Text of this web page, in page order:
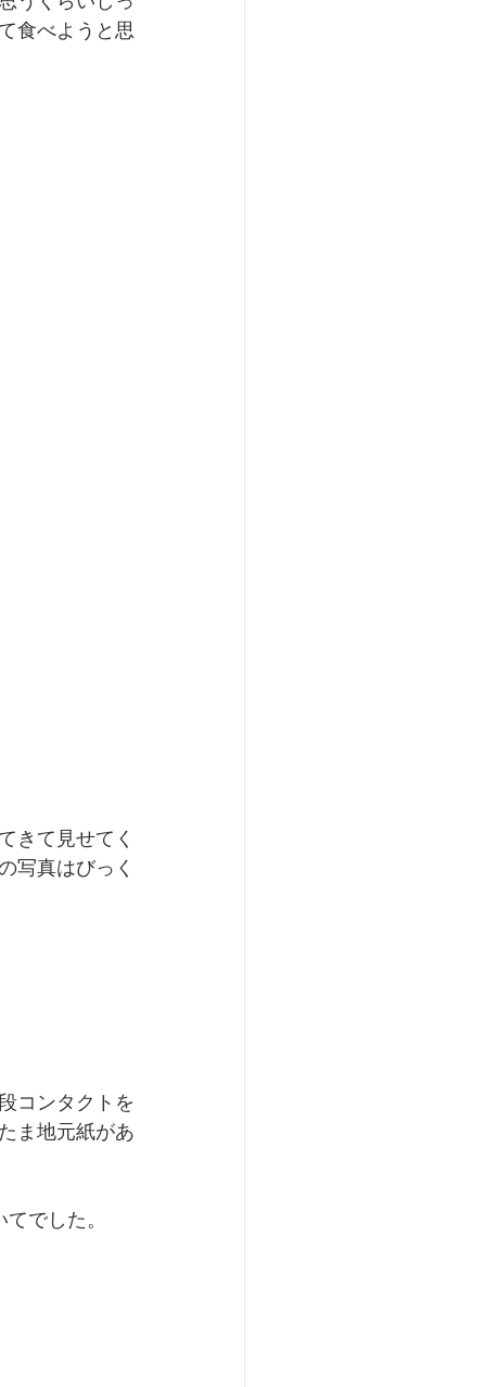
食べようと思
きて見せてく
写真はびっく
コンタクトを
ま地元紙があ
でした。